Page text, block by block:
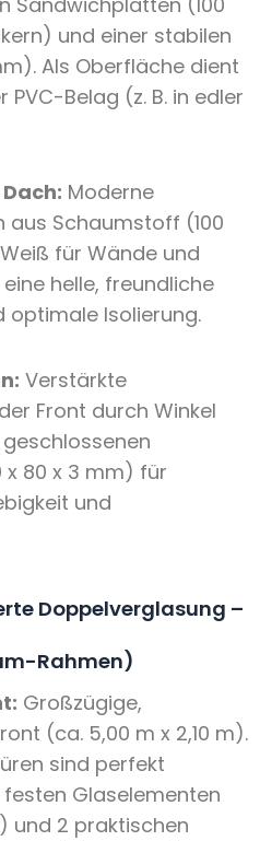
und einer stabilen
Als Oberfläche dient
Belag (z. B. in edler
Moderne
aus Schaumstoff (100
für Wände und
helle, freundliche
optimale Isolierung.
Verstärkte
Front durch Winkel
80 x 3 mm) für
und
Doppelverglasung –
Rahmen)
Großzügige,
(ca. 5,00 m x 2,10 m).
sind perfekt
Glaselementen
und 2 praktischen